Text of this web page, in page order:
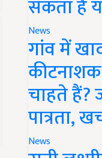
सकता है
News
गांव में
चाहते हैं?
पात्रता,
News